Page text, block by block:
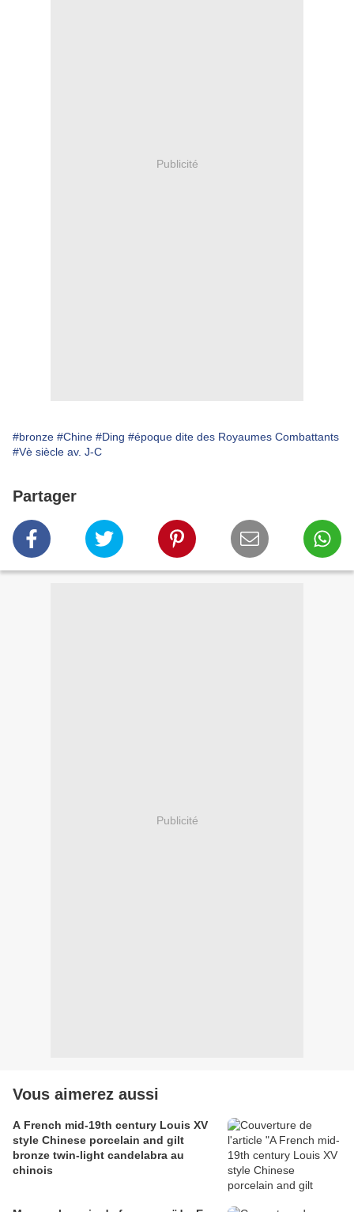
Publicité
#bronze #Chine #Ding #époque dite des Royaumes Combattants
#Vè siècle av. J-C
Partager
Publicité
Vous aimerez aussi
A French mid-19th century Louis XV
style Chinese porcelain and gilt
bronze twin-light candelabra au
chinois